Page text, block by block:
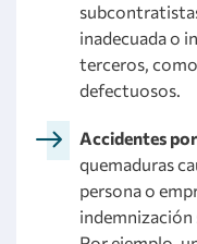
inadecuada o
terceros,
defectuosos.
Accidentes
quemaduras
persona o
indemnización